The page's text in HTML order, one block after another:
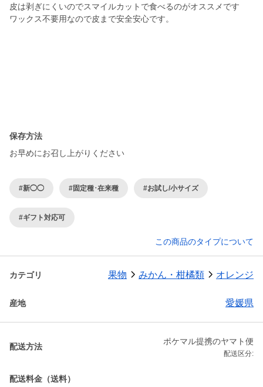
皮は剥ぎにくいのでスマイルカットで食べるのがオススメです
ワックス不要用なので皮まで安全安心です。
保存方法
お早めにお召し上がりください
#新◯◯ #固定種･在来種 #お試し/小サイズ
#ギフト対応可
この商品のタイプについて
カテゴリ 果物 みかん・柑橘類 オレンジ
産地 愛媛県
配送方法
ポケマル提携のヤマト便
配送区分:
配送料金（送料）